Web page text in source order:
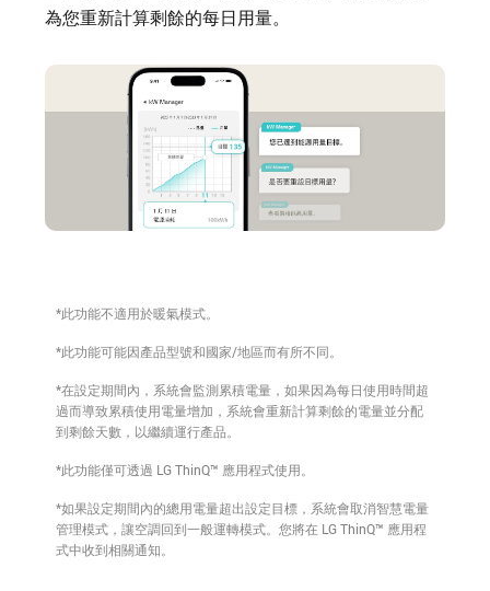
為您重新計算剩餘的每日用量。
*此功能不適用於暖氣模式。
*此功能可能因產品型號和國家/地區而有所不同。
*在設定期間內，系統會監測累積電量，如果因為每日使用時間超
過而導致累積使用電量增加，系統會重新計算剩餘的電量並分配
到剩餘天數，以繼續運行產品。
*此功能僅可透過 LG ThinQ™ 應用程式使用。
*如果設定期間內的總用電量超出設定目標，系統會取消智慧電量
管理模式，讓空調回到一般運轉模式。您將在 LG ThinQ™ 應用程
式中收到相關通知。